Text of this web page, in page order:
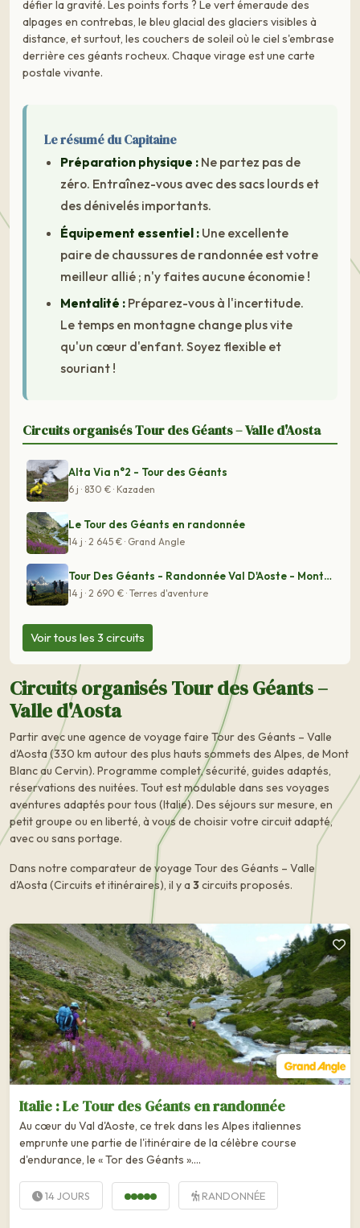
défier la gravité. Les points forts ? Le vert émeraude des
alpages en contrebas, le bleu glacial des glaciers visibles à
distance, et surtout, les couchers de soleil où le ciel s'embrase
derrière ces géants rocheux. Chaque virage est une carte
postale vivante.
Le résumé du Capitaine
Préparation physique :Ne partez pas de
zéro. Entraînez-vous avec des sacs lourds et
des dénivelés importants.
Équipement essentiel :Une excellente
paire de chaussures de randonnée est votre
meilleur allié ; n'y faites aucune économie !
Mentalité :Préparez-vous à l'incertitude.
Le temps en montagne change plus vite
qu'un cœur d'enfant. Soyez flexible et
souriant !
Circuits organisés Tour des Géants – Valle d'Aosta
Alta Via n°2 - Tour des Géants
6 j · 830 € · Kazaden
Le Tour des Géants en randonnée
14 j · 2 645 € · Grand Angle
Tour Des Géants - Randonnée Val D'Aoste - Mont Rose - M
14 j · 2 690 € · Terres d'aventure
Voir tous les 3 circuits
Circuits organisés Tour des Géants –
Valle d'Aosta
Partir avec une agence de voyage faire Tour des Géants – Valle
d'Aosta (330 km autour des plus hauts sommets des Alpes, de Mont
Blanc au Cervin). Programme complet, sécurité, guides adaptés,
réservations des nuitées. Tout est modulable dans ses voyages
aventures adaptés pour tous (Italie). Des séjours sur mesure, en
petit groupe ou en liberté, à vous de choisir votre circuit adapté,
avec ou sans portage.
Dans notre comparateur de voyage Tour des Géants – Valle
d'Aosta (Circuits et itinéraires), il y a 3circuits proposés.
Italie : Le Tour des Géants en randonnée
Au cœur du Val d'Aoste, ce trek dans les Alpes italiennes
emprunte une partie de l'itinéraire de la célèbre course
d'endurance, le « Tor des Géants »….
14 JOURS RANDONNÉE